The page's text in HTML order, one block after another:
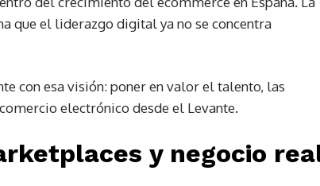
que el liderazgo digital ya no se concentra
con esa visión: poner en valor el talento, las
electrónico desde el Levante.
y negocio